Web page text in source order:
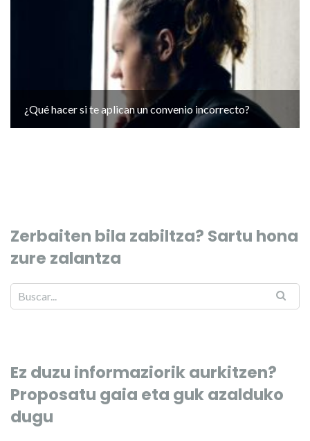
¿Qué hacer si te aplican un convenio incorrecto?
Zerbaiten bila zabiltza? Sartu hona
zure zalantza
Ez duzu informaziorik aurkitzen?
Proposatu gaia eta guk azalduko
dugu